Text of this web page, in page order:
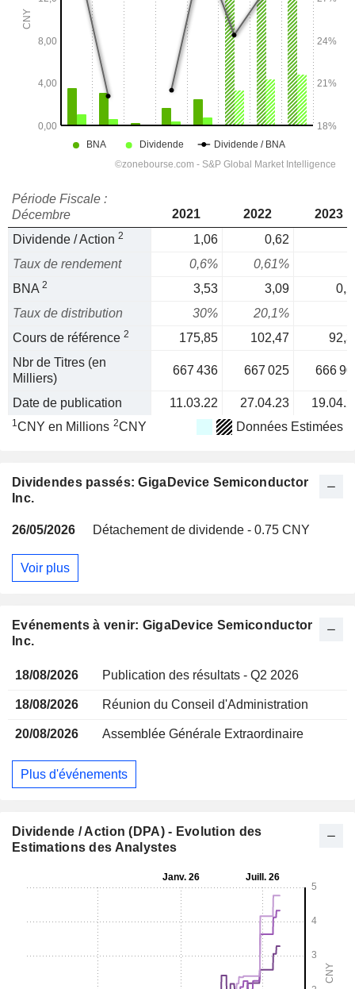
Période Fiscale :
Décembre
2021 2022
2023
Dividende / Action 2 1,06
0,62
Taux de rendement
0,6%
0,61%
BNA 2 3,53 3,09
Taux de distribution
30%
20,1%
Cours de référence 2 175,85 102,47
Nbr de Titres (en
Milliers)
667 436 667 025 666
Date de publication 11.03.22 27.04.23
1CNY en Millions 2CNY Données Estimées
Dividendes passés: GigaDevice Semiconductor
Inc.
26/05/2026 Détachement de dividende - 0.75 CNY
Voir plus
Evénements à venir: GigaDevice Semiconductor
Inc.
18/08/2026 Publication des résultats - Q2 2026
18/08/2026 Réunion du Conseil d'Administration
20/08/2026 Assemblée Générale Extraordinaire
Plus d'événements
Dividende / Action (DPA) - Evolution des
Estimations des Analystes